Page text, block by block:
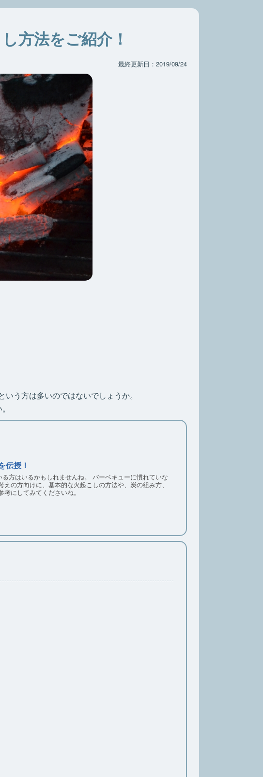
方法をご紹介！
最終更新日：2019/09/24
う方は多いのではないでしょうか。
伝授！
ませんね。 バーベキューに慣れていな
、炭の後始末方法などをご紹介します。 ぜひ参考にしてみてくださいね。